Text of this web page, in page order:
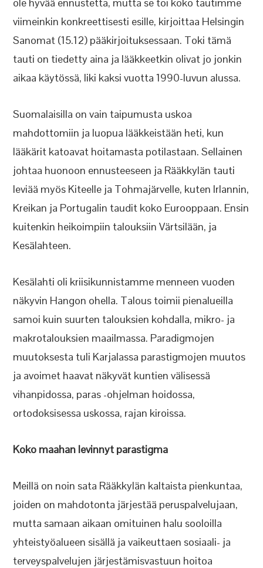
viimeinkin konkreettisesti esille, kirjoittaa Helsingin
Sanomat (15.12) pääkirjoituksessaan. Toki tämä
tauti on tiedetty aina ja lääkkeetkin olivat jo jonkin
aikaa käytössä, liki kaksi vuotta 1990-luvun alussa.
Suomalaisilla on vain taipumusta uskoa
mahdottomiin ja luopua lääkkeistään heti, kun
lääkärit katoavat hoitamasta potilastaan. Sellainen
johtaa huonoon ennusteeseen ja Rääkkylän tauti
leviää myös Kiteelle ja Tohmajärvelle, kuten Irlannin,
Kreikan ja Portugalin taudit koko Eurooppaan. Ensin
kuitenkin heikoimpiin talouksiin Värtsilään, ja
Kesälahteen.
Kesälahti oli kriisikunnistamme menneen vuoden
näkyvin Hangon ohella. Talous toimii pienalueilla
samoi kuin suurten talouksien kohdalla, mikro- ja
makrotalouksien maailmassa. Paradigmojen
muutoksesta tuli Karjalassa parastigmojen muutos
ja avoimet haavat näkyvät kuntien välisessä
vihanpidossa, paras -ohjelman hoidossa,
ortodoksisessa uskossa, rajan kiroissa.
Koko maahan levinnyt parastigma
Meillä on noin sata Rääkkylän kaltaista pienkuntaa,
joiden on mahdotonta järjestää peruspalvelujaan,
mutta samaan aikaan omituinen halu sooloilla
yhteistyöalueen sisällä ja vaikeuttaen sosiaali- ja
terveyspalvelujen järjestämisvastuun hoitoa